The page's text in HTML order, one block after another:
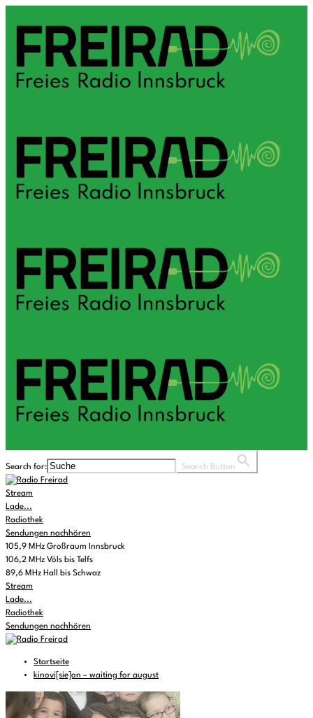
Search for: Search Button
Stream
Lade...
Radiothek
Sendungen nachhören
105,9 MHz Großraum Innsbruck
106,2 MHz Völs bis Telfs
89,6 MHz Hall bis Schwaz
Stream
Lade...
Radiothek
Sendungen nachhören
Startseite
kinovi[sie]on – waiting for august